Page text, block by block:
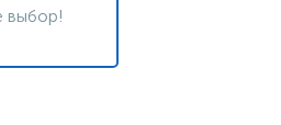
выбор!